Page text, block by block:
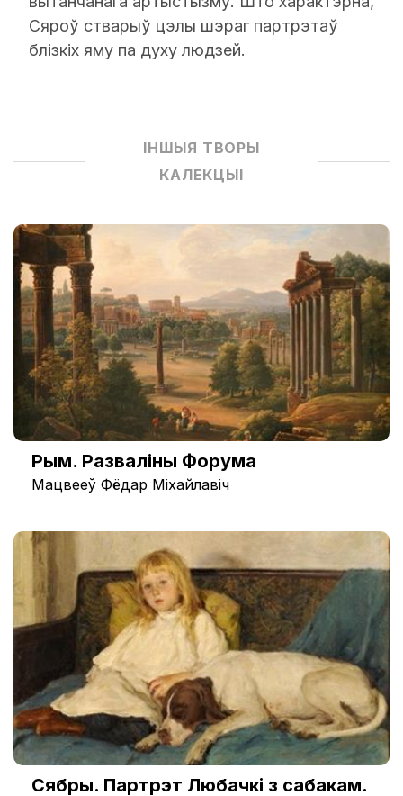
Сяроў стварыў цэлы шэраг партрэтаў
блізкіх яму па духу людзей.
ІНШЫЯ ТВОРЫ
КАЛЕКЦЫІ
Рым. Разваліны Форума
Мацвееў Фёдар Міхайлавіч
Сябры. Партрэт Любачкі з сабакам.